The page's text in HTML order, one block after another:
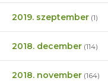
2019. szeptember (1)
2018. december (114)
2018. november (164)